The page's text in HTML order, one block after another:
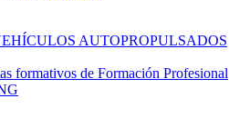
AUTOPROPULSADOS
formativos de Formación Profesional